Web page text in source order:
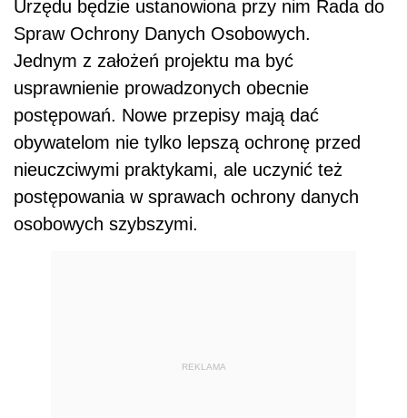
Urzędu będzie ustanowiona przy nim Rada do
Spraw Ochrony Danych Osobowych.
Jednym z założeń projektu ma być
usprawnienie prowadzonych obecnie
postępowań. Nowe przepisy mają dać
obywatelom nie tylko lepszą ochronę przed
nieuczciwymi praktykami, ale uczynić też
postępowania w sprawach ochrony danych
osobowych szybszymi.
REKLAMA